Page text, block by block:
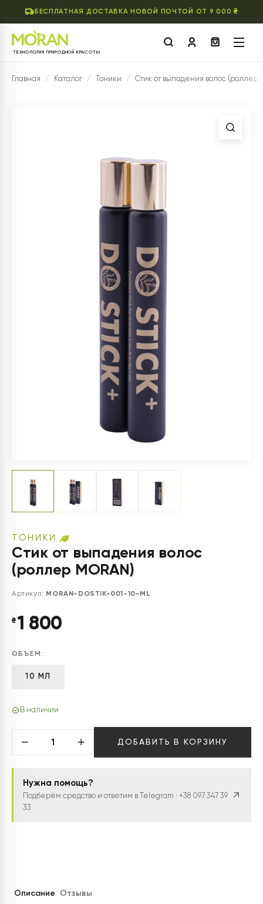
БЕСПЛАТНАЯ ДОСТАВКА НОВОЙ ПОЧТОЙ ОТ 9 000 ₴
ТЕХНОЛОГИЯ ПРИРОДНОЙ КРАСОТЫ
Главная / Каталог / Тоники / Стик от выпадения волос (роллер
ТОНИКИ
Стик от выпадения волос
(роллер MORAN)
Артикул: MORAN-DOSTIK-001-10-ML
₴ 1 800
ОБЪЕМ:
10 МЛ
В наличии
ДОБАВИТЬ В КОРЗИНУ
Нужна помощь?
Подберём средство и ответим в Telegram · +38 097 347 39
33
Описание Отзывы